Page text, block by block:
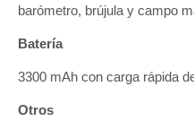
barómetro, brújula y campo
Batería
3300 mAh con carga rápida
Otros